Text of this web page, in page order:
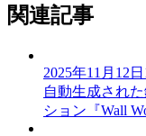
関連記事
2025年11月12
自動生成され
ション『Wall